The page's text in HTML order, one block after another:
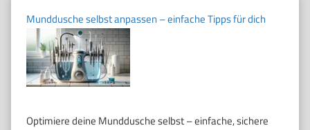
Munddusche selbst anpassen – einfache Tipps für dich
Optimiere deine Munddusche selbst – einfache, sichere